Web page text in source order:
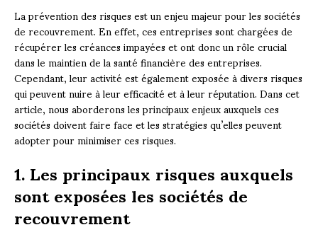
La prévention des risques est un enjeu majeur pour les sociétés
de recouvrement. En effet, ces entreprises sont chargées de
récupérer les créances impayées et ont donc un rôle crucial
dans le maintien de la santé financière des entreprises.
Cependant, leur activité est également exposée à divers risques
qui peuvent nuire à leur efficacité et à leur réputation. Dans cet
article, nous aborderons les principaux enjeux auxquels ces
sociétés doivent faire face et les stratégies qu’elles peuvent
adopter pour minimiser ces risques.
1. Les principaux risques auxquels
sont exposées les sociétés de
recouvrement